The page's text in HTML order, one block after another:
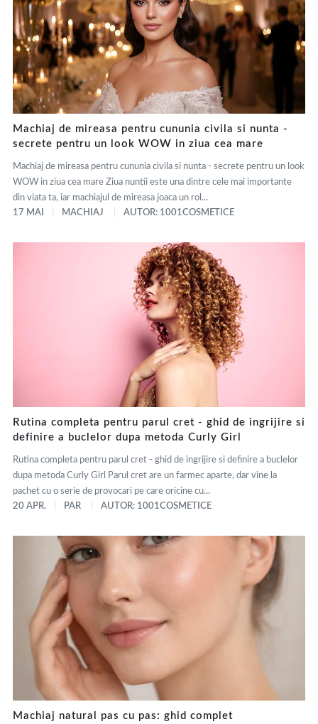
Machiaj de mireasa pentru cununia civila si nunta -
secrete pentru un look WOW in ziua cea mare
Machiaj de mireasa pentru cununia civila si nunta - secrete pentru un look
WOW in ziua cea mare Ziua nuntii este una dintre cele mai importante
din viata ta, iar machiajul de mireasa joaca un rol...
17 MAI
MACHIAJ AUTOR: 1001COSMETICE
Rutina completa pentru parul cret - ghid de ingrijire si
definire a buclelor dupa metoda Curly Girl
Rutina completa pentru parul cret - ghid de ingrijire si definire a buclelor
dupa metoda Curly Girl Parul cret are un farmec aparte, dar vine la
pachet cu o serie de provocari pe care oricine cu...
20 APR.
PAR AUTOR: 1001COSMETICE
Machiaj natural pas cu pas: ghid complet